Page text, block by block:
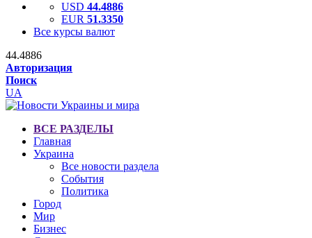
USD 44.4886
EUR 51.3350
Все курсы валют
44.4886
Авторизация
Поиск
UA
ВСЕ РАЗДЕЛЫ
Главная
Украина
Все новости раздела
События
Политика
Город
Мир
Бизнес